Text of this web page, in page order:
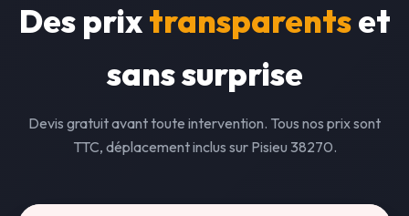
Des prixtransparentset
sans surprise
Devis gratuit avant toute intervention. Tous nos prix sont
TTC, déplacement inclus sur Pisieu 38270.